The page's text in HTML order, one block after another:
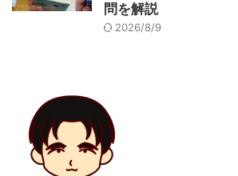
問を解説
2026/8/9